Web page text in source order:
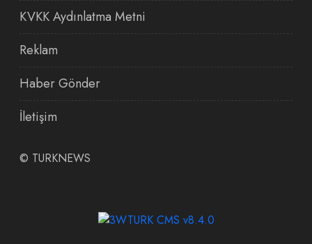
KVKK Aydınlatma Metni
Reklam
Haber Gönder
İletişim
© TURKNEWS